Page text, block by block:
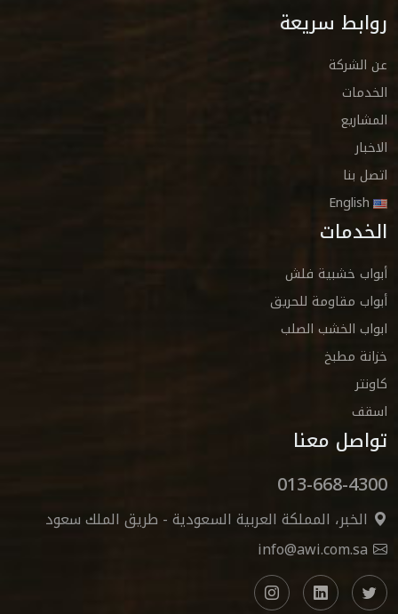
روابط سريعة
عن الشركة
الخدمات
المشاريع
الاخبار
اتصل بنا
English
الخدمات
أبواب خشبية فلش
أبواب مقاومة للحريق
ابواب الخشب الصلب
خزانة مطبخ
كاونتر
اسقف
تواصل معنا
013-668-4300
الخبر، المملكة العربية السعودية - طريق الملك سعود
info@awi.com.sa